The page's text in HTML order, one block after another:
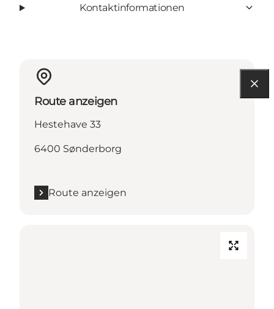
Kontaktinformationen
Route anzeigen
Hestehave 33
6400 Sønderborg
Route anzeigen